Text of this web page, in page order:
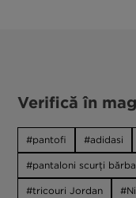
Verifică în
pantofi adidasi
pantaloni scurți
tricouri Jordan